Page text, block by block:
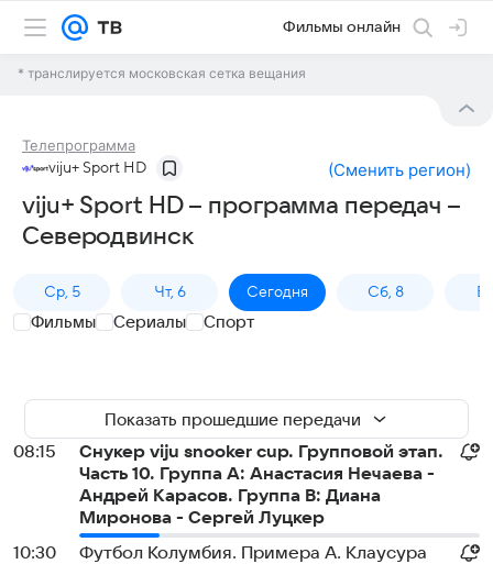
Фильмы онлайн
* транслируется московская сетка вещания
Телепрограмма
viju+ Sport HD (Сменить регион)
viju+ Sport HD – программа передач –
Северодвинск
Ср, 5 Чт, 6 Сегодня Сб, 8
Фильмы Сериалы Спорт
Показать прошедшие передачи
08:15
Снукер viju snooker cup. Групповой этап.
Часть 10. Группа A: Анастасия Нечаева -
Андрей Карасов. Группа B: Диана
Миронова - Сергей Луцкер
10:30
Футбол Колумбия. Примера А. Клаусура